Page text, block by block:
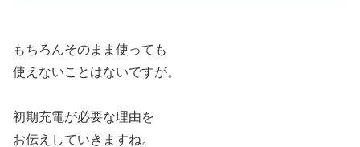
もちろんそのまま使っても
使えないことはないですが。
初期充電が必要な理由を
お伝えしていきますね。